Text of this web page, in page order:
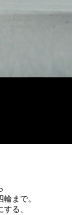
まで。
る、